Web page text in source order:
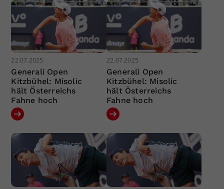
22.07.2025
Generali Open
Kitzbühel: Misolic
hält Österreichs
Fahne hoch
22.07.2025
Generali Open
Kitzbühel: Misolic
hält Österreichs
Fahne hoch